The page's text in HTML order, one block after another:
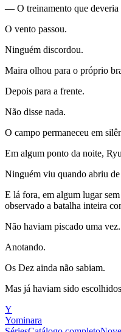
— O treinamento que deveria
O vento passou.
Ninguém discordou.
Maira olhou para o próprio
Depois para a frente.
Não disse nada.
O campo permaneceu em
Em algum ponto da noite,
Ninguém viu quando abriu
E lá fora, em algum lugar
observado a batalha inteira
Não haviam piscado uma vez.
Anotando.
Os Dez ainda não sabiam.
Mas já haviam sido
Y
Yominara